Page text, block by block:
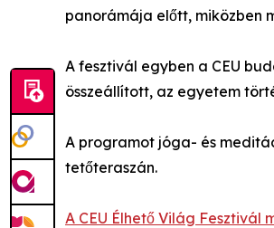
panorámája előtt, miközben
A fesztivál egyben a CEU
összeállított, az egyetem
A programot jóga- és
tetőteraszán.
A CEU Élhető Világ